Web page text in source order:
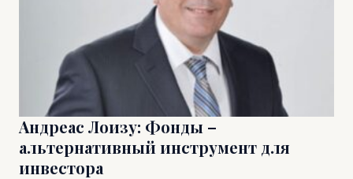
Андреас Лоизу: Фонды –
альтернативный инструмент для
инвестора